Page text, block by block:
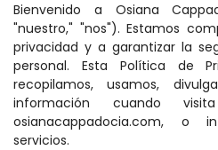
Bienvenido a Osiana
"nuestro," "nos"). Estamos
privacidad y a garantizar la
personal. Esta Política de
recopilamos, usamos,
información cuando
osianacappadocia.com, o
servicios.